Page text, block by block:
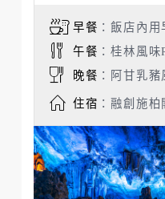
早餐 ：飯店內用
午餐 ：桂林風
晚餐 ：阿甘乳
住宿 ：融創施